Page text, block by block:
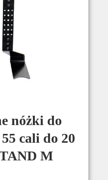
nóżki do
cali do 20
M